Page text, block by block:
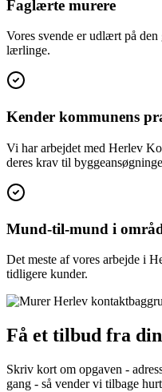
Faglærte murere
Vores svende er udlært på
lærlinge.
Kender kommunens
Vi har arbejdet med Herlev
deres krav til
Mund-til-mund i
Det meste af vores arbejde i
tidligere kunder.
Få et tilbud fra
Skriv kort om opgaven -
gang - så vender vi tilbage